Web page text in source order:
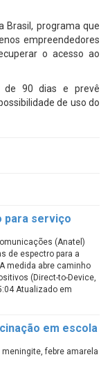
Brasil, programa que
empreendedores
o acesso ao
de 90 dias e prevê
de uso do
para serviço
(Anatel)
de espectro para a
medida abre caminho
(Direct-to-Device,
Atualizado em
em escola
febre amarela